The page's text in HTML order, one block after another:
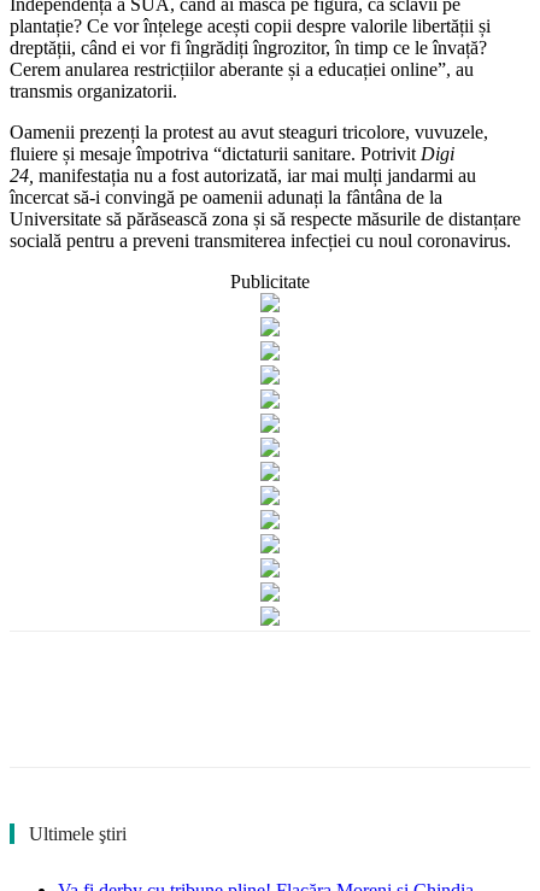
plantație? Ce vor înțelege acești copii despre valorile libertății și
dreptății, când ei vor fi îngrădiți îngrozitor, în timp ce le învață?
Cerem anularea restricțiilor aberante și a educației online”, au
transmis organizatorii.
Oamenii prezenți la protest au avut steaguri tricolore, vuvuzele,
fluiere și mesaje împotriva “dictaturii sanitare. Potrivit Digi
24, manifestația nu a fost autorizată, iar mai mulți jandarmi au
încercat să-i convingă pe oamenii adunați la fântâna de la
Universitate să părăsească zona și să respecte măsurile de distanțare
socială pentru a preveni transmiterea infecției cu noul coronavirus.
Publicitate
Ultimele ştiri